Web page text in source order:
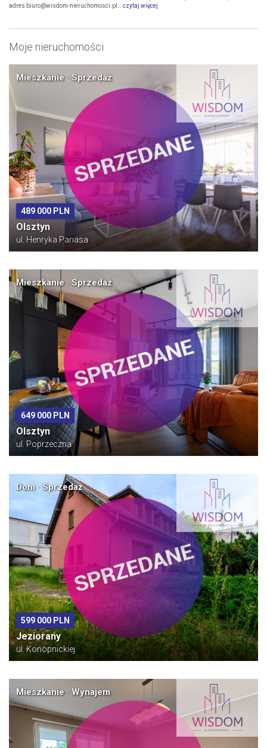
adres biuro@wisdom-nieruchomosci.pl… czytaj więcej
Moje nieruchomości
Mieszkanie · Sprzedaż
489 000 PLN
Olsztyn
ul. Henryka Panasa
Mieszkanie · Sprzedaż
649 000 PLN
Olsztyn
ul. Poprzeczna
Dom · Sprzedaż
599 000 PLN
Jeziorany
ul. Konopnickiej
Mieszkanie · Wynajem